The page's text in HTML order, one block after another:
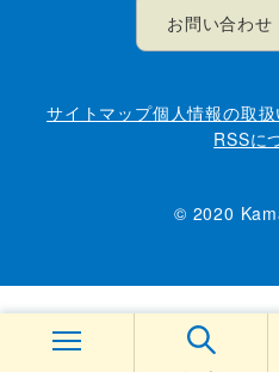
お問い合わせ
サイトマップ個人情報の取扱
RSSに
© 2020